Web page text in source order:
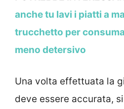
anche tu lavi i piatti a
trucchetto per
meno detersivo
Una volta effettuata la
deve essere accurata,